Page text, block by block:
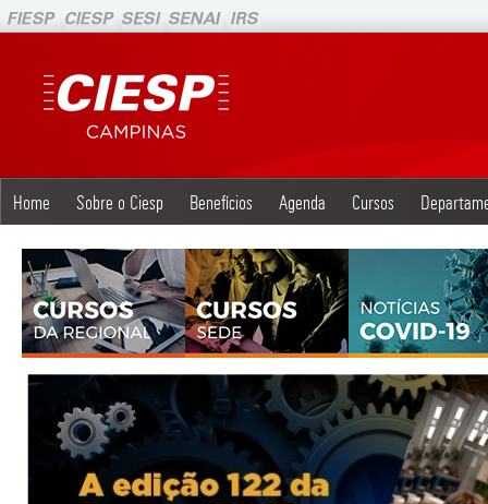
Home Sobre o Ciesp Benefícios Agenda Cursos